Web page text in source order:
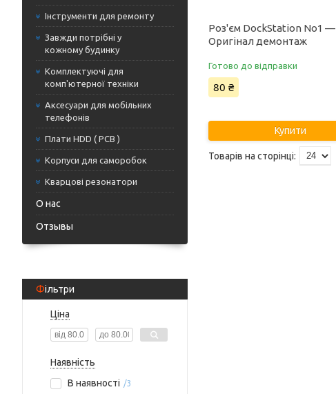
Інструменти для ремонту
Завжди потрібні у
кожному будинку
Комплектуючі для
комп'ютерної техніки
Аксесуари для мобільних
телефонів
Плати HDD ( PCB )
Корпуси для саморобок
Кварцові резонатори
О нас
Отзывы
Фільтри
Ціна
Наявність
В наявності
3
Роз'єм DockStation No1 —
Оригінал демонтаж
Готово до відправки
80 ₴
Купити